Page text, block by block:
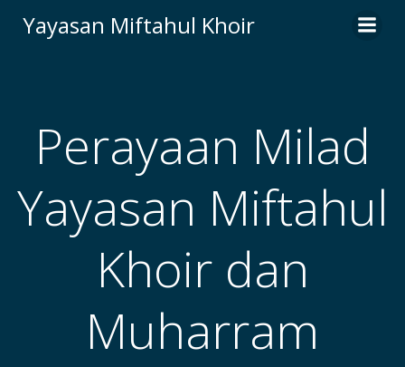
to
Yayasan Miftahul Khoir
Perayaan Milad
Yayasan Miftahul
Khoir dan
Muharram